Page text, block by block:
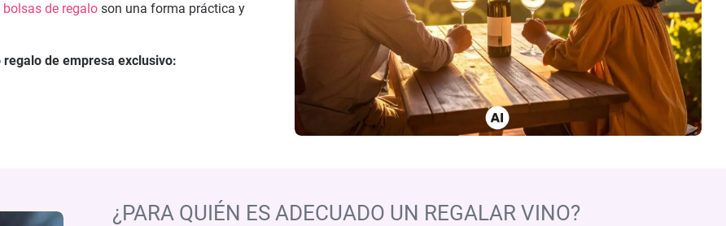
bolsas de regalo son una forma práctica y
regalo de empresa exclusivo:
¿PARA QUIÉN ES ADECUADO UN REGALAR VINO?